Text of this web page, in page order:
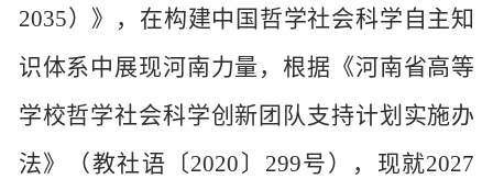
2035）》，在构建中国哲学社会科学自主知
识体系中展现河南力量，根据《河南省高等
学校哲学社会科学创新团队支持计划实施办
法》（教社语〔2020〕299号），现就2027